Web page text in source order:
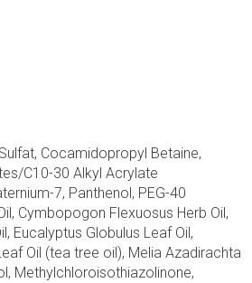
Cocamidopropyl Betaine,
C10-30 Alkyl Acrylate
7, Panthenol, PEG-40
Cymbopogon Flexuosus Herb Oil,
Eucalyptus Globulus Leaf Oil,
Oil (tea tree oil), Melia Azadirachta
Methylchloroisothiazolinone,